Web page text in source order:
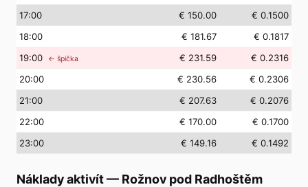
17:00 € 150.00
€ 0.1500
18:00 € 181.67
€ 0.1817
19:00 ← špička € 231.59
€ 0.2316
20:00 € 230.56
€ 0.2306
21:00 € 207.63
€ 0.2076
22:00 € 170.00
€ 0.1700
23:00 € 149.16 € 0.1492
Náklady aktivít— Rožnov pod Radhoštěm